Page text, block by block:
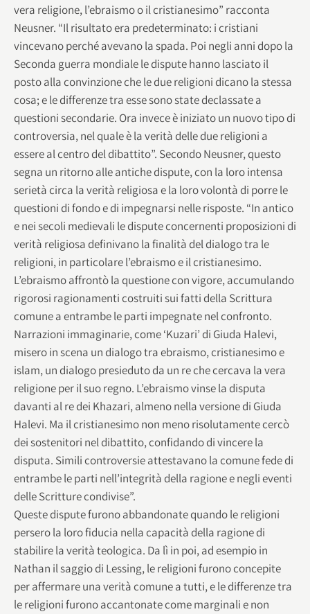
vera religione, l’ebraismo o il cristianesimo” racconta
Neusner. “Il risultato era predeterminato: i cristiani
vincevano perché avevano la spada. Poi negli anni dopo la
Seconda guerra mondiale le dispute hanno lasciato il
posto alla convinzione che le due religioni dicano la stessa
cosa; e le differenze tra esse sono state declassate a
questioni secondarie. Ora invece è iniziato un nuovo tipo di
controversia, nel quale è la verità delle due religioni a
essere al centro del dibattito”. Secondo Neusner, questo
segna un ritorno alle antiche dispute, con la loro intensa
serietà circa la verità religiosa e la loro volontà di porre le
questioni di fondo e di impegnarsi nelle risposte. “In antico
e nei secoli medievali le dispute concernenti proposizioni di
verità religiosa definivano la finalità del dialogo tra le
religioni, in particolare l’ebraismo e il cristianesimo.
L’ebraismo affrontò la questione con vigore, accumulando
rigorosi ragionamenti costruiti sui fatti della Scrittura
comune a entrambe le parti impegnate nel confronto.
Narrazioni immaginarie, come ‘Kuzari’ di Giuda Halevi,
misero in scena un dialogo tra ebraismo, cristianesimo e
islam, un dialogo presieduto da un re che cercava la vera
religione per il suo regno. L’ebraismo vinse la disputa
davanti al re dei Khazari, almeno nella versione di Giuda
Halevi. Ma il cristianesimo non meno risolutamente cercò
dei sostenitori nel dibattito, confidando di vincere la
disputa. Simili controversie attestavano la comune fede di
entrambe le parti nell’integrità della ragione e negli eventi
delle Scritture condivise”.
Queste dispute furono abbandonate quando le religioni
persero la loro fiducia nella capacità della ragione di
stabilire la verità teologica. Da lì in poi, ad esempio in
Nathan il saggio di Lessing, le religioni furono concepite
per affermare una verità comune a tutti, e le differenze tra
le religioni furono accantonate come marginali e non